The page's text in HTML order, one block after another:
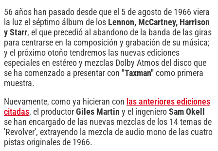
56 años han pasado desde que el 5 de agosto de 1966 viera
la luz el séptimo álbum de los Lennon, McCartney, Harrison
y Starr, el que precedió al abandono de la banda de las giras
para centrarse en la composición y grabación de su música;
y el próximo otoño tendremos las nuevas ediciones
especiales en estéreo y mezclas Dolby Atmos del disco que
se ha comenzado a presentar con "Taxman" como primera
muestra.
Nuevamente, como ya hicieran con las anteriores ediciones
citadas, el productor Giles Martin y el ingeniero Sam Okell
se han encargado de las nuevas mezclas de los 14 temas de
'Revolver', extrayendo la mezcla de audio mono de las cuatro
pistas originales de 1966.